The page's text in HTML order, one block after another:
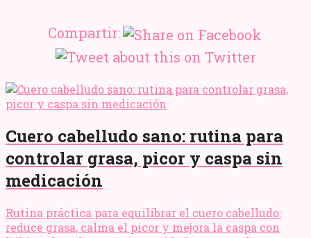
Compartir:
Cuero cabelludo sano: rutina para
controlar grasa, picor y caspa sin
medicación
Rutina práctica para equilibrar el cuero cabelludo:
reduce grasa, calma el picor y mejora la caspa con